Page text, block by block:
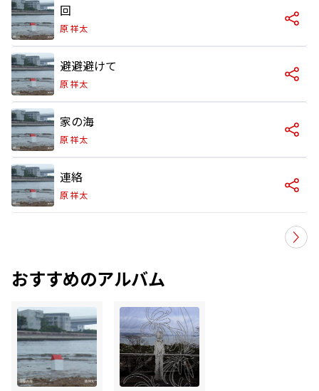
回
原 祥太
避避避けて
原 祥太
家の海
原 祥太
連絡
原 祥太
おすすめのアルバム